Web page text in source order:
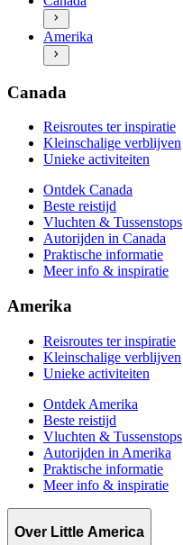
Autorijden in Canada
Praktische informatie
Meer info & inspiratie
Ontdek Amerika
Beste reistijd
Vluchten & Tussenstops
Praktische informatie
Amerika
Canada
Reisroutes ter inspiratie
Kleinschalige verblijven
Unieke activiteiten
Ontdek Canada
Beste reistijd
Vluchten & Tussenstops
Autorijden in Canada
Praktische informatie
Meer info & inspiratie
Amerika
Reisroutes ter inspiratie
Kleinschalige verblijven
Unieke activiteiten
Ontdek Amerika
Beste reistijd
Vluchten & Tussenstops
Autorijden in Amerika
Praktische informatie
Meer info & inspiratie
Over Little America